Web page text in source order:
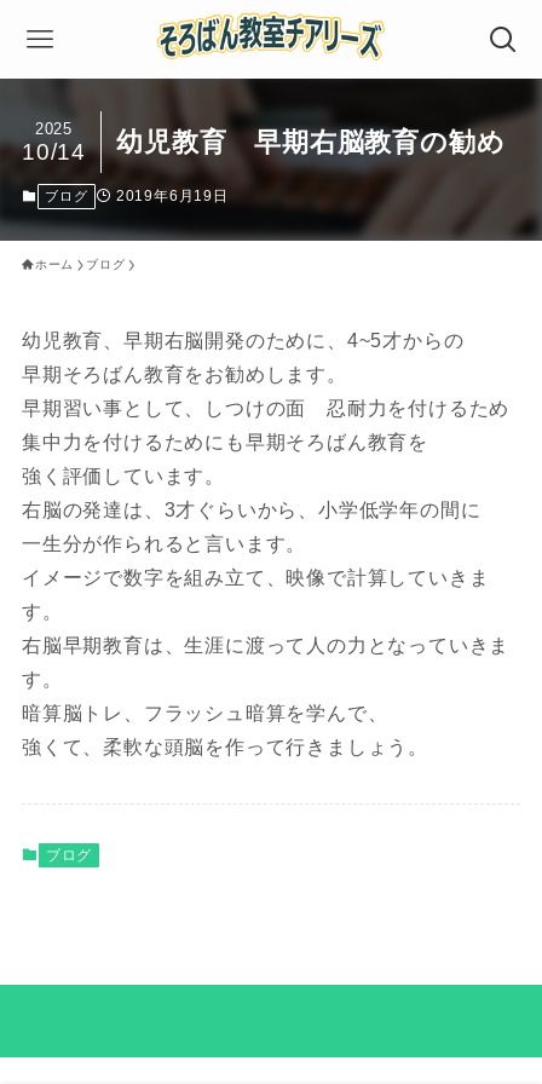
幼児教育 早期右脳教育の勧め
2025
10/14
ブログ 2019年6月19日
ホーム ブログ
幼児教育、早期右脳開発のために、4~5才からの
早期そろばん教育をお勧めします。
早期習い事として、しつけの面 忍耐力を付けるため
集中力を付けるためにも早期そろばん教育を
強く評価しています。
右脳の発達は、3才ぐらいから、小学低学年の間に
一生分が作られると言います。
イメージで数字を組み立て、映像で計算していきま
す。
右脳早期教育は、生涯に渡って人の力となっていきま
す。
暗算脳トレ、フラッシュ暗算を学んで、
強くて、柔軟な頭脳を作って行きましょう。
ブログ